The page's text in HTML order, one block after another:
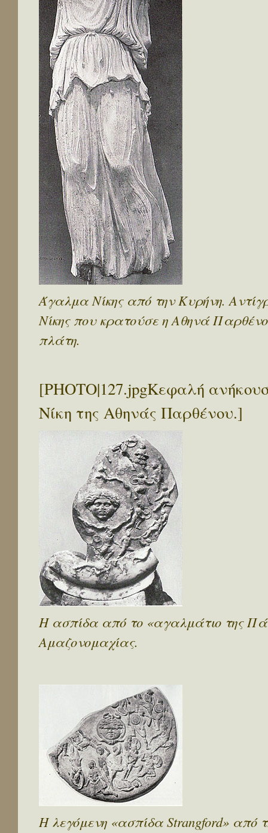
Άγαλμα Νίκης από την Κυρήνη.
Νίκης που κρατούσε η Αθηνά
πλάτη.
[PHOTO|127.jpgΚεφαλή
Νίκη της Αθηνάς Παρθένου.]
Η ασπίδα από το «αγαλμάτιο της
Αμαζονομαχίας.
Η λεγόμενη «ασπίδα Strangford» από